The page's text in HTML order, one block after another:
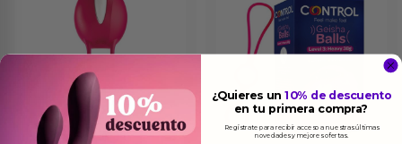
¿Quieres un10% de descuento
en tu primera compra?
Regístrate para recibir acceso a nuestras últimas
novedades y mejores ofertas.